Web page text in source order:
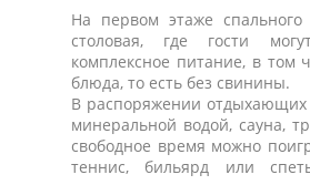
На первом этаже спального
столовая, где гости
комплексное питание, в том
блюда, то есть без свинины.
В распоряжении отдыхающих
минеральной водой, сауна,
свободное время можно
теннис, бильярд или